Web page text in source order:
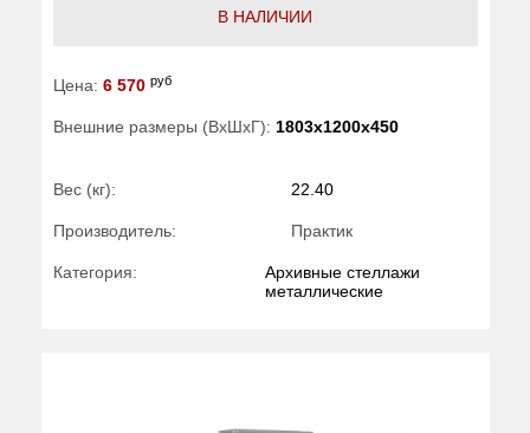
В НАЛИЧИИ
Цена: 6 570 руб
Внешние размеры (ВхШхГ): 1803x1200x450
Вес (кг): 22.40
Производитель: Практик
Категория:
Архивные стеллажи
металлические